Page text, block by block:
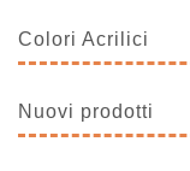
Colori Acrilici
Nuovi prodotti